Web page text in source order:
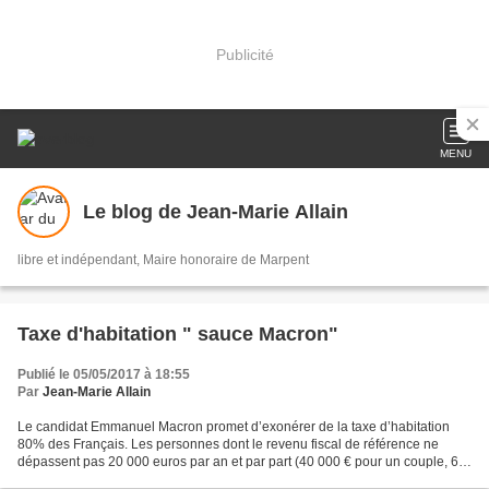
Publicité
MENU
Le blog de Jean-Marie Allain
libre et indépendant, Maire honoraire de Marpent
Taxe d'habitation " sauce Macron"
Publié le 05/05/2017 à 18:55
Par Jean-Marie Allain
Le candidat Emmanuel Macron promet d’exonérer de la taxe d’habitation
80% des Français. Les personnes dont le revenu fiscal de référence ne
dépassent pas 20 000 euros par an et par part (40 000 € pour un couple, 60